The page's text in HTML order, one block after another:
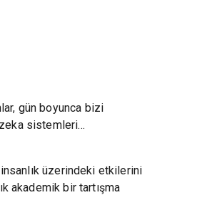
gün boyunca bizi
zeka sistemleri…
üzerindeki etkilerini
akademik bir tartışma